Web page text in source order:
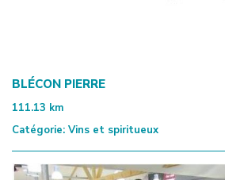
BLÉCON PIERRE
111.13 km
Catégorie: Vins et spiritueux